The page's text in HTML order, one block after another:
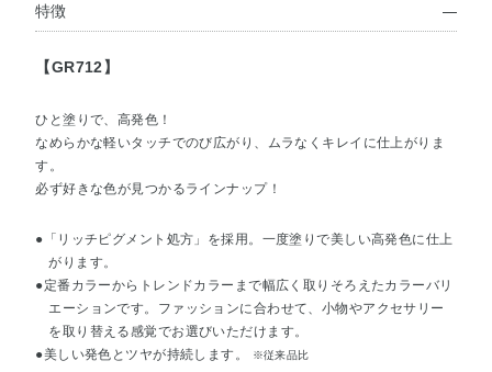
特徴
【GR712】
ひと塗りで、高発色！
なめらかな軽いタッチでのび広がり、ムラなくキレイに仕上がりま
す。
必ず好きな色が見つかるラインナップ！
●「リッチピグメント処方」を採用。一度塗りで美しい高発色に仕上
がります。
●定番カラーからトレンドカラーまで幅広く取りそろえたカラーバリ
エーションです。ファッションに合わせて、小物やアクセサリー
を取り替える感覚でお選びいただけます。
●美しい発色とツヤが持続します。
※従来品比